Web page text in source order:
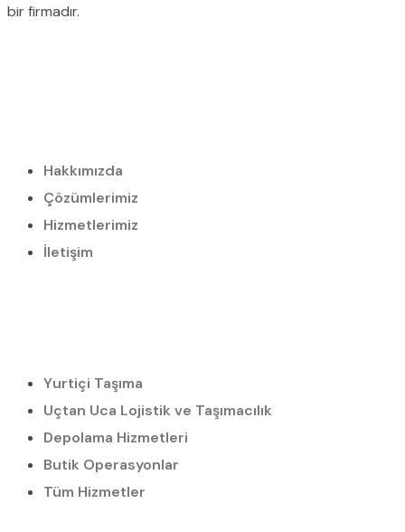
bir firmadır.
Hakkımızda
Çözümlerimiz
Hizmetlerimiz
İletişim
Yurtiçi Taşıma
Uçtan Uca Lojistik ve Taşımacılık
Depolama Hizmetleri
Butik Operasyonlar
Tüm Hizmetler